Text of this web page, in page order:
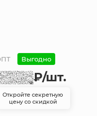
Выгодно
₽/шт.
Откройте секретную
цену со скидкой